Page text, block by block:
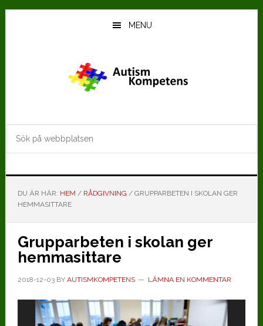
Hoppa
Hoppa
MENU
DU ÄR HÄR: HEM / RÅDGIVNING /GRUPPARBETEN I SKOLAN GER
HEMMASITTARE
Grupparbeten i skolan ger
hemmasittare
2018-12-03BY AUTISMKOMPETENS LÄMNA EN KOMMENTAR